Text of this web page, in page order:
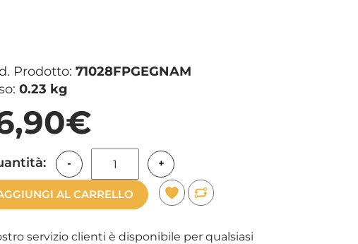
Prodotto: 71028FPGEGNAM
0.23 kg
- +
AL CARRELLO
servizio clienti è disponibile per qualsiasi